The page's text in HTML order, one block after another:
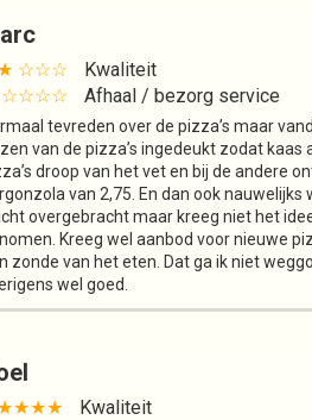
☆☆☆
Kwaliteit
☆☆☆☆
Afhaal / bezorg service
tevreden over de pizza’s maar
van de pizza’s ingedeukt zodat kaas
droop van het vet en bij de andere
van 2,75. En dan ook nauwelijks
overgebracht maar kreeg niet het
Kreeg wel aanbod voor nieuwe
zonde van het eten. Dat ga ik niet
wel goed.
Kwaliteit